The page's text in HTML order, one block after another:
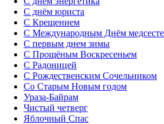
С днём юриста
С Крещением
С Международным Днём
С первым днем зимы
С Прощёным Воскресеньем
С Радоницей
С Рождественским Сочельником
Со Старым Новым годом
Ураза-Байрам
Чистый четверг
Яблочный Спас